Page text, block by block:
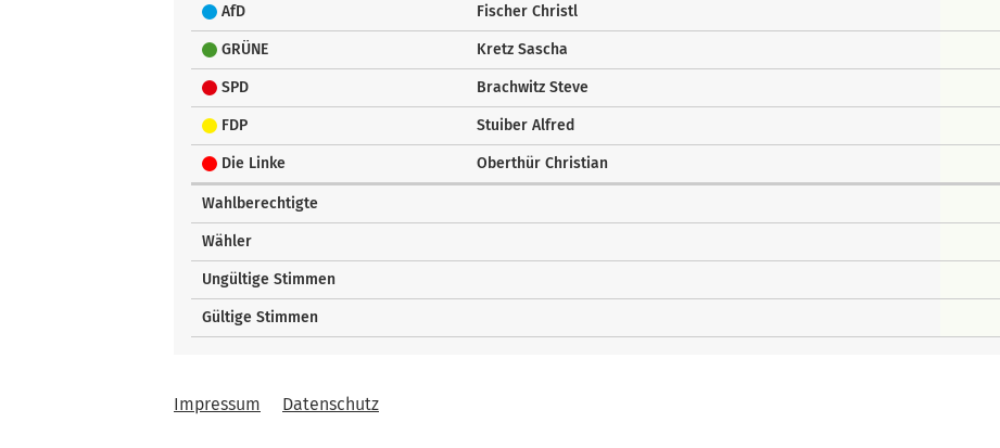
AfD Fischer Christl
GRÜNE Kretz Sascha
SPD Brachwitz Steve
FDP Stuiber Alfred
Die Linke Oberthür Christian
Wahlberechtigte
Wähler
Ungültige Stimmen
Gültige Stimmen
Impressum Datenschutz